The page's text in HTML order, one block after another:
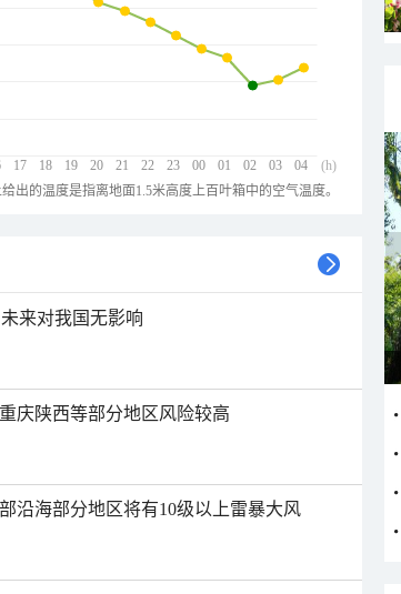
17 18 19 20 21 22 23 00 01 02 03 04 (h)
出的温度是指离地面1.5米高度上百叶箱中的空气温度。
来对我国无影响
庆陕西等部分地区风险较高
沿海部分地区将有10级以上雷暴大风